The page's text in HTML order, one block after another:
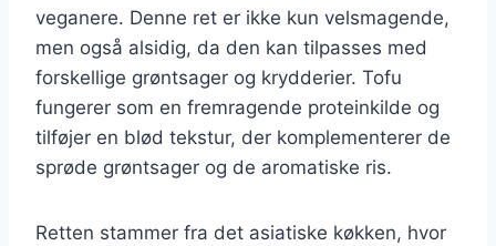
veganere. Denne ret er ikke kun velsmagende,
men også alsidig, da den kan tilpasses med
forskellige grøntsager og krydderier. Tofu
fungerer som en fremragende proteinkilde og
tilføjer en blød tekstur, der komplementerer de
sprøde grøntsager og de aromatiske ris.
Retten stammer fra det asiatiske køkken, hvor